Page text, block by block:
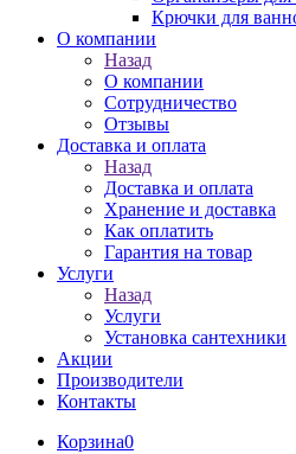
Крючки для
О компании
Назад
О компании
Сотрудничество
Отзывы
Доставка и оплата
Назад
Доставка и оплата
Хранение и доставка
Как оплатить
Гарантия на товар
Услуги
Назад
Услуги
Установка сантехники
Акции
Производители
Контакты
Корзина0